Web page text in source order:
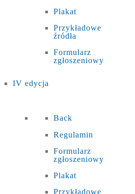
Plakat
Przykładowe
źródła
Formularz
zgłoszeniowy
IV edycja
Back
Regulamin
Formularz
zgłoszeniowy
Plakat
Przykładowe